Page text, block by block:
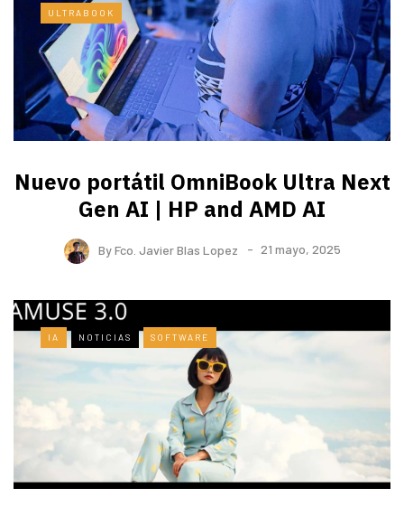
ULTRABOOK
Nuevo portátil OmniBook Ultra ​Next
Gen AI | HP and AMD AI
ByFco. Javier Blas Lopez 21 mayo, 2025
IA NOTICIAS SOFTWARE